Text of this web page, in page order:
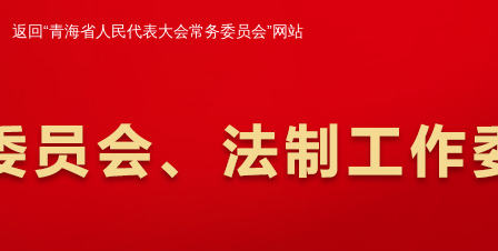
返回“青海省人民代表大会常务委员会”网站